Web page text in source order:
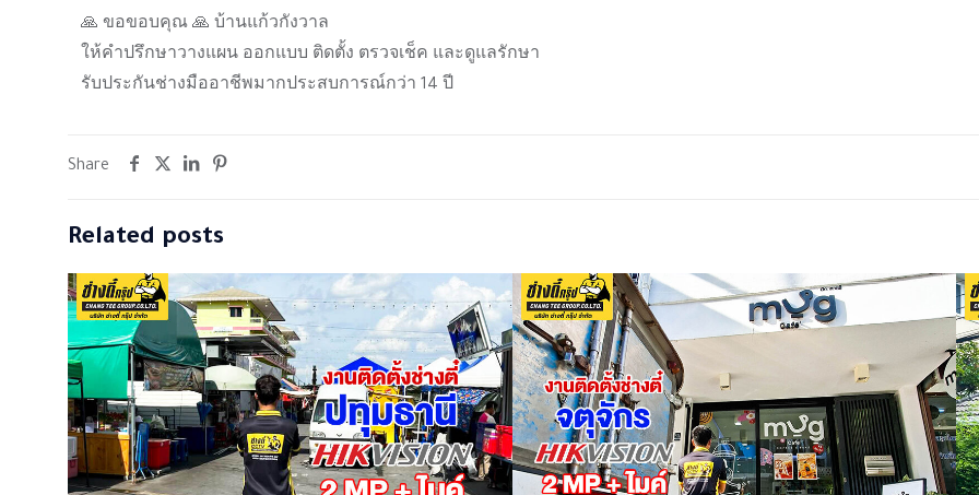
🙏 ขอขอบคุณ 🙏 บ้านแก้วกังวาล
ให้คำปรึกษาวางแผน ออกแบบ ติดตั้ง ตรวจเช็ค และดูแลรักษา
รับประกันช่างมืออาชีพมากประสบการณ์กว่า 14 ปี
Share
Related posts